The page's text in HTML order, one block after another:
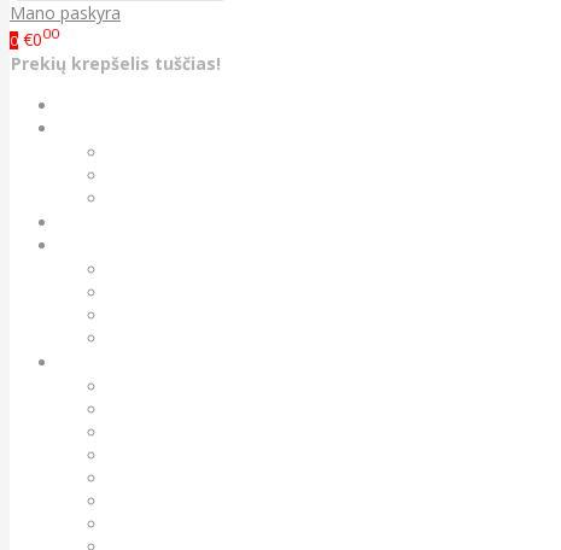
Mano paskyra
0 €000
Prekių krepšelis tuščias!